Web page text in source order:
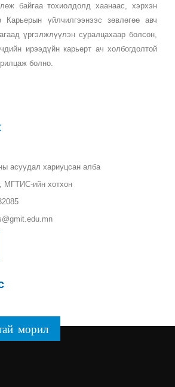
байгаа тохиолдолд хаанаас, хэрхэн
Карьерын үйлчилгээнээс зөвлөгөө авч
үргэлжлүүлэн суралцахаар болсон,
ирээдүйн карьерт ач холбогдолтой
болно.
асуудал хариуцсан алба
МГТИС-ийн хотхон
морил